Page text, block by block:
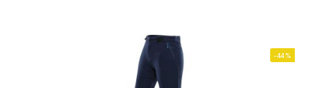
-44%